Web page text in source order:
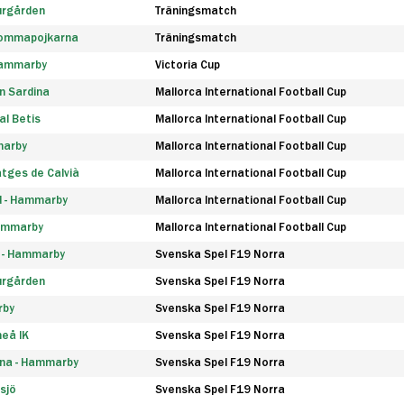
Träningsmatch
Träningsmatch
Victoria Cup
Sardina Mallorca International Football Cup
Betis Mallorca International Football Cup
Mallorca International Football Cup
de Calvià Mallorca International Football Cup
Hammarby Mallorca International Football Cup
Mallorca International Football Cup
Hammarby Svenska Spel F19 Norra
Svenska Spel F19 Norra
Svenska Spel F19 Norra
IK Svenska Spel F19 Norra
- Hammarby Svenska Spel F19 Norra
Svenska Spel F19 Norra